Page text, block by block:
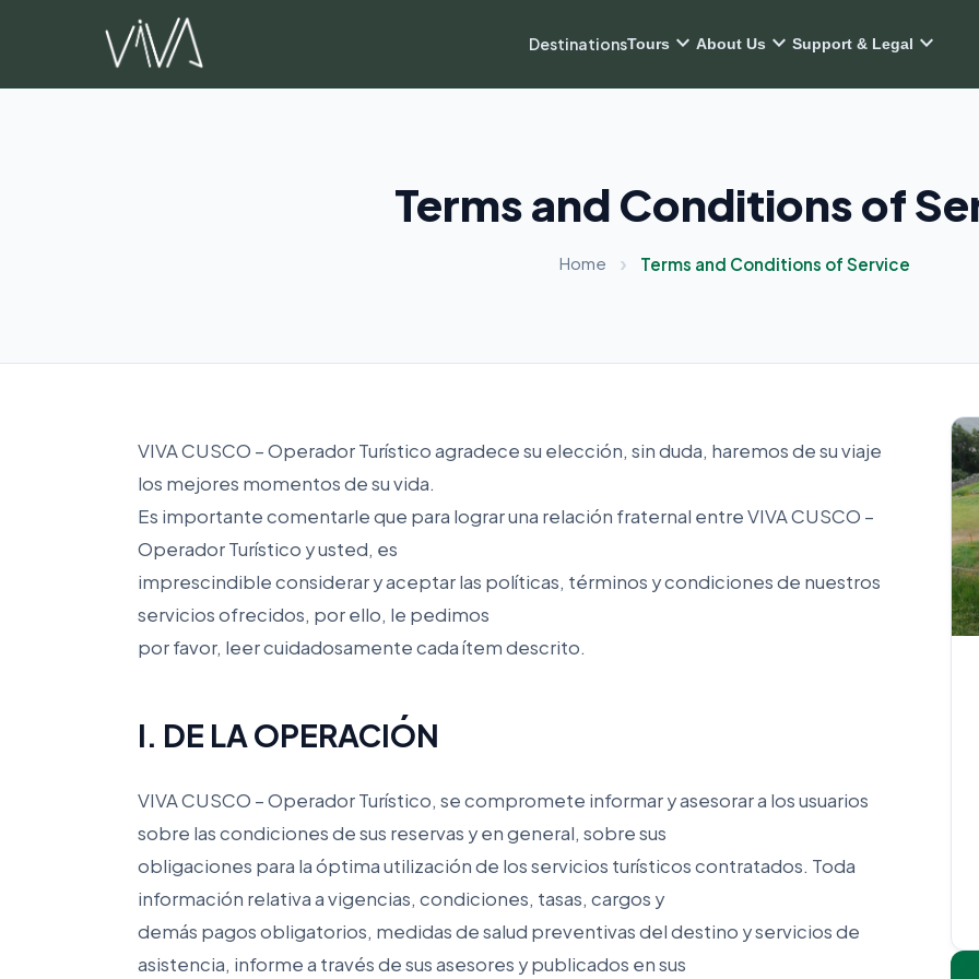
DestinationsTours expand_more About Us expand_more Support & Legal expand_more
Terms and Conditions of
Home Terms and Conditions of Service
VIVA CUSCO – Operador Turístico agradece su elección, sin duda, haremos de su viaje
los mejores momentos de su vida.
Es importante comentarle que para lograr una relación fraternal entre VIVA CUSCO –
Operador Turístico y usted, es
imprescindible considerar y aceptar las políticas, términos y condiciones de nuestros
servicios ofrecidos, por ello, le pedimos
por favor, leer cuidadosamente cada ítem descrito.
I. DE LA OPERACIÓN
VIVA CUSCO – Operador Turístico, se compromete informar y asesorar a los usuarios
sobre las condiciones de sus reservas y en general, sobre sus
obligaciones para la óptima utilización de los servicios turísticos contratados. Toda
información relativa a vigencias, condiciones, tasas, cargos y
demás pagos obligatorios, medidas de salud preventivas del destino y servicios de
asistencia, informe a través de sus asesores y publicados en sus